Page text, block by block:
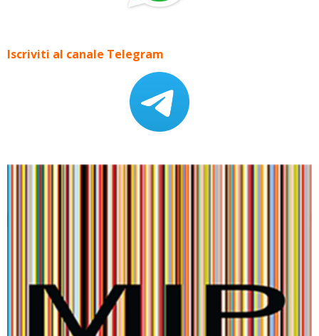
Iscriviti al canale Telegram